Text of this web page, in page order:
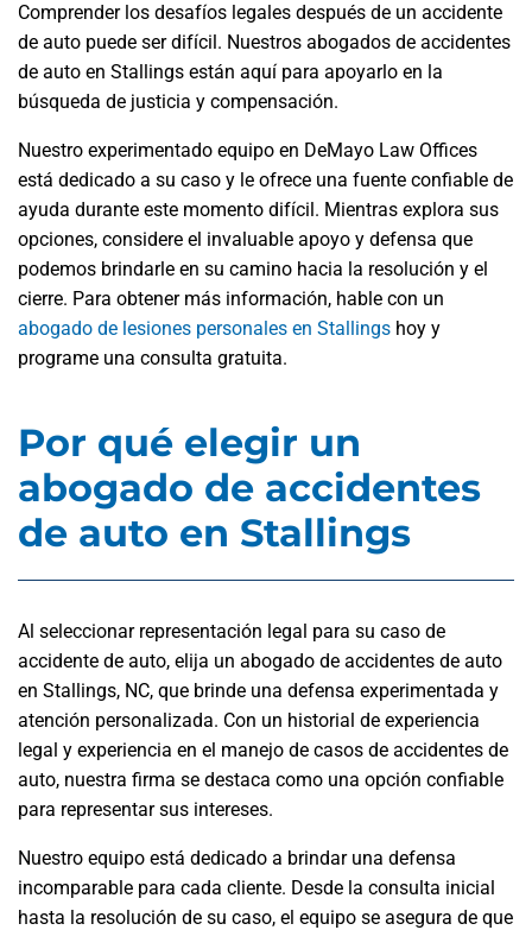
Comprender los desafíos legales después de un accidente
de auto puede ser difícil. Nuestros abogados de accidentes
de auto en Stallings están aquí para apoyarlo en la
búsqueda de justicia y compensación.
Nuestro experimentado equipo en DeMayo Law Offices
está dedicado a su caso y le ofrece una fuente confiable de
ayuda durante este momento difícil. Mientras explora sus
opciones, considere el invaluable apoyo y defensa que
podemos brindarle en su camino hacia la resolución y el
cierre. Para obtener más información, hable con un
abogado de lesiones personales en Stallings hoy y
programe una consulta gratuita.
Por qué elegir un
abogado de accidentes
de auto en Stallings
Al seleccionar representación legal para su caso de
accidente de auto, elija un abogado de accidentes de auto
en Stallings, NC, que brinde una defensa experimentada y
atención personalizada. Con un historial de experiencia
legal y experiencia en el manejo de casos de accidentes de
auto, nuestra firma se destaca como una opción confiable
para representar sus intereses.
Nuestro equipo está dedicado a brindar una defensa
incomparable para cada cliente. Desde la consulta inicial
hasta la resolución de su caso, el equipo se asegura de que